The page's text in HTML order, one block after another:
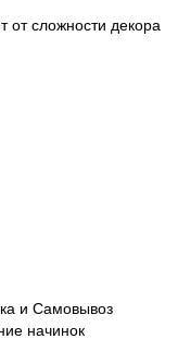
от сложности декора
и Самовывоз
начинок